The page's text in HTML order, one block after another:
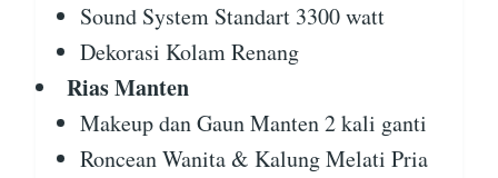
Sound System Standart 3300 watt
Dekorasi Kolam Renang
Rias Manten
Makeup dan Gaun Manten 2 kali ganti
Roncean Wanita & Kalung Melati Pria